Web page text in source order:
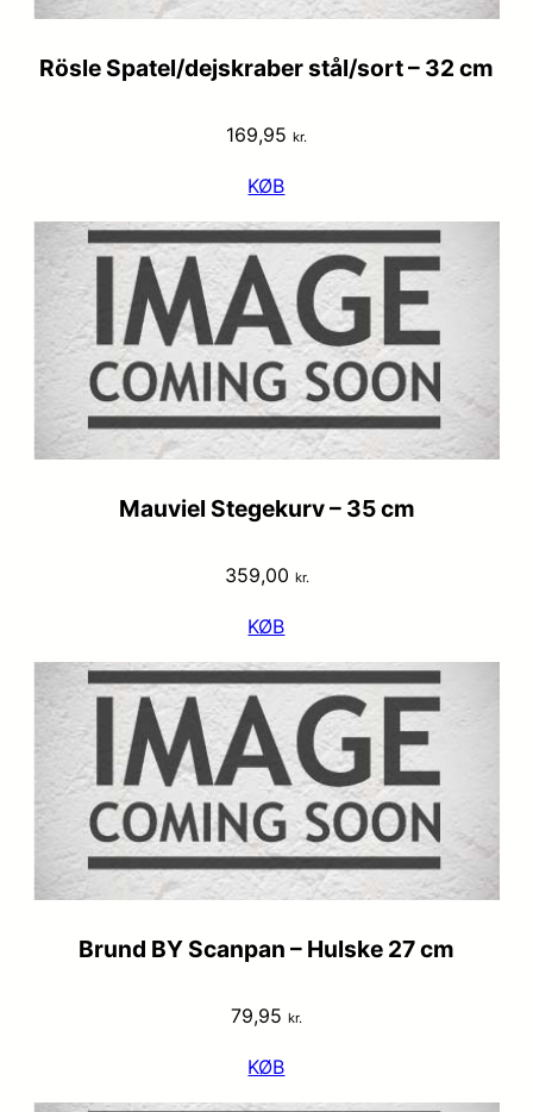
Rösle Spatel/dejskraber stål/sort – 32 cm
169,95 kr.
KØB
Mauviel Stegekurv – 35 cm
359,00 kr.
KØB
Brund BY Scanpan – Hulske 27 cm
79,95 kr.
KØB